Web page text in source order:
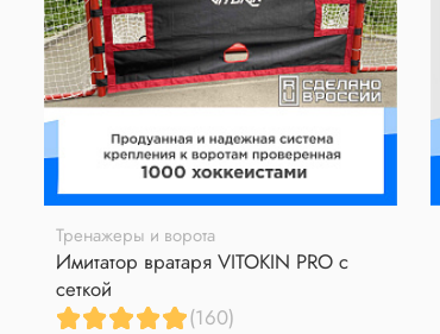
Тренажеры и ворота
Имитатор вратаря VITOKIN PRO с
сеткой
(160)